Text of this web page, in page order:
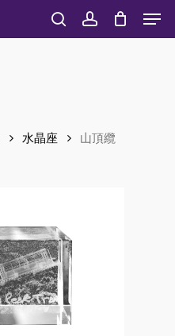
searchaccount
水晶座
山頂纜